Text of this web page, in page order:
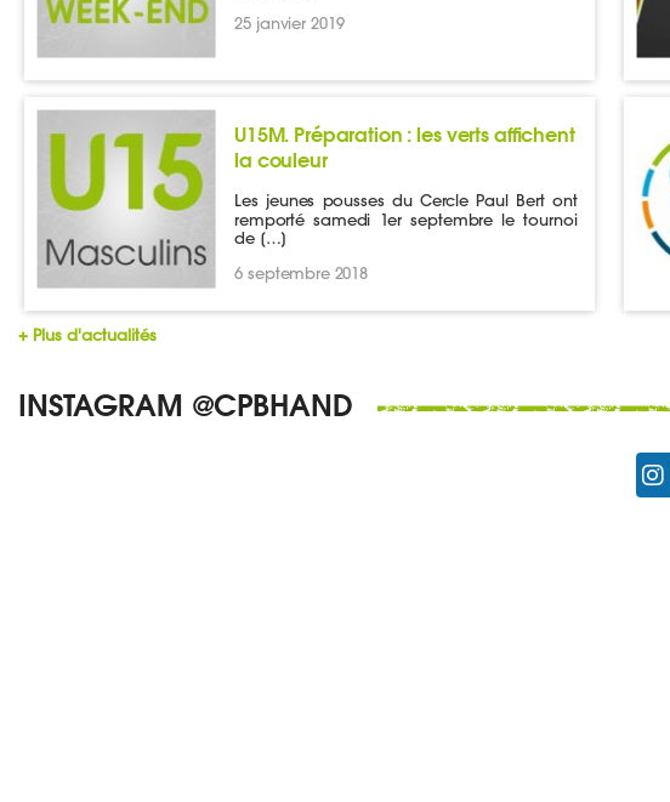
25 janvier 2019
U15M. Préparation : les verts affichent
la couleur
Les jeunes pousses du Cercle Paul Bert ont
remporté samedi 1er septembre le tournoi
de […]
6 septembre 2018
+ Plus d'actualités
INSTAGRAM @CPBHAND